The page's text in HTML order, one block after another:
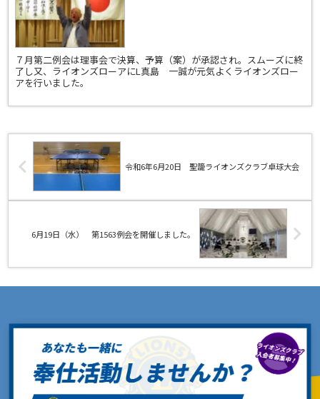
７月第二例会は理事会で決算、予算（案）が承認され。スムーズに終
了し又、ライオンズローアにL真島 一誠が元気よくライオンズロー
アを行いました。
令和6年6月20日 聖籠ライオンズクラブ卓球大会
6月19日（水） 第1563例会を開催しました。